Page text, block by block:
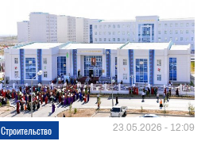
Строительство 23.05.2026 - 12:09